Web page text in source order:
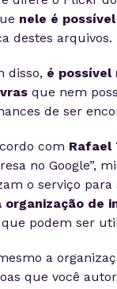
nele é
destes arquivos.
disso,é possível
que nem
de ser
com Rafael
no Google”,
o serviço para
organização de
podem ser
a
que você